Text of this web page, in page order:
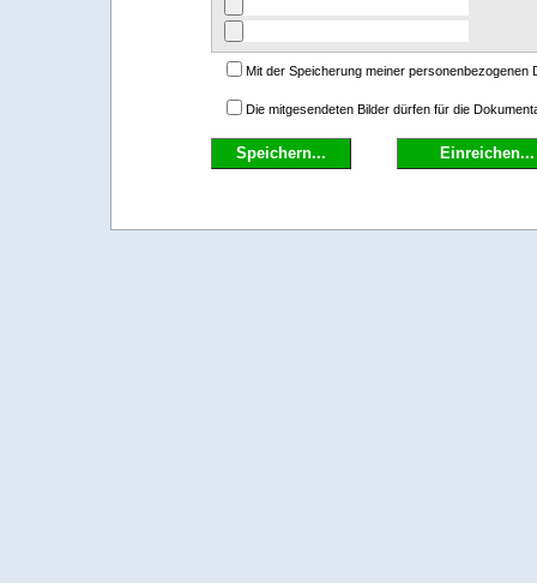
Mit der Speicherung meiner personenbezogenen
Die mitgesendeten Bilder dürfen für die
Speichern... Einreichen...